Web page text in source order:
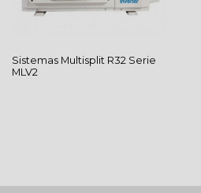
Sistemas Multisplit R32 Serie
MLV2